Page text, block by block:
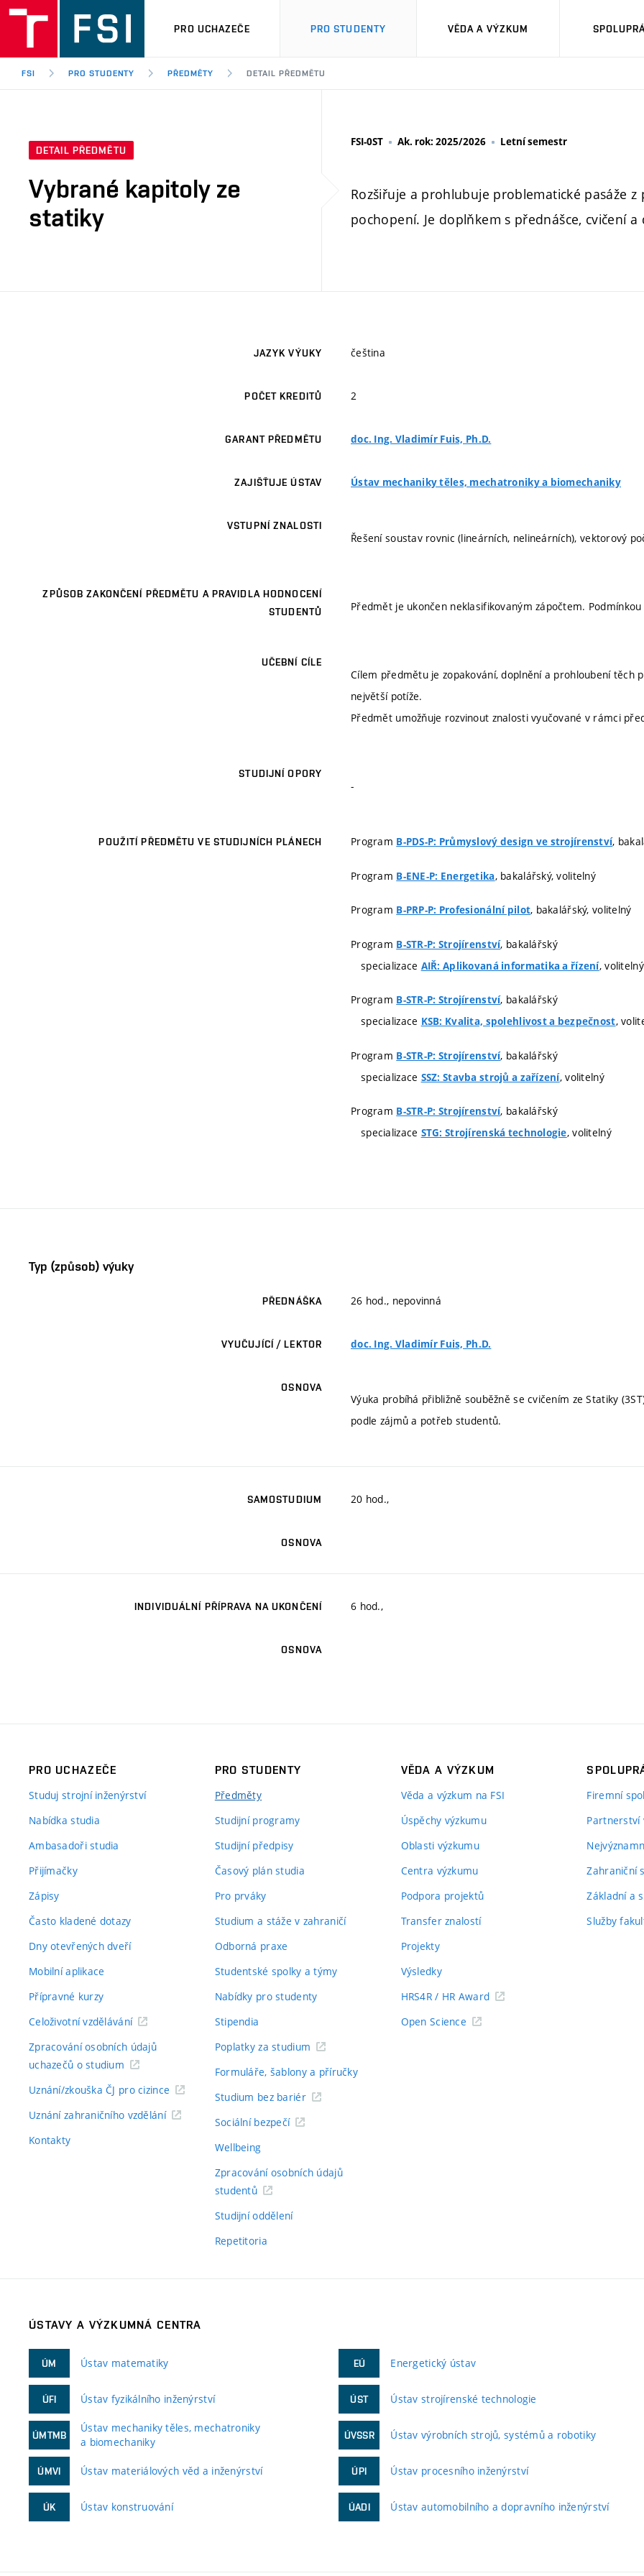
PRO UCHAZEČE PRO STUDENTY VĚDA A VÝZKUM
FSI PRO STUDENTY PŘEDMĚTY DETAIL PŘEDMĚTU
DETAIL PŘEDMĚTU
Vybrané kapitoly ze
statiky
FSI-0ST Ak. rok: 2025/2026 Letní semestr
Rozšiřuje a prohlubuje problematické pasáže
pochopení. Je doplňkem s přednášce, cvičení
JAZYK VÝUKY čeština
POČET KREDITŮ 2
GARANT PŘEDMĚTU doc. Ing. Vladimír Fuis, Ph.D.
ZAJIŠŤUJE ÚSTAV Ústav mechaniky těles, mechatroniky a biomechaniky
VSTUPNÍ ZNALOSTI
Řešení soustav rovnic (lineárních, nelineárních), vektorový
ZPŮSOB ZAKONČENÍ PŘEDMĚTU A PRAVIDLA HODNOCENÍ
STUDENTŮ
Předmět je ukončen neklasifikovaným zápočtem.
UČEBNÍ CÍLE
Cílem předmětu je zopakování, doplnění a prohloubení těch
největší potíže.
Předmět umožňuje rozvinout znalosti vyučované v rámci
STUDIJNÍ OPORY
-
POUŽITÍ PŘEDMĚTU VE STUDIJNÍCH PLÁNECH Program B-PDS-P: Průmyslový design ve strojírenství,
Program B-ENE-P: Energetika, bakalářský, volitelný
Program B-PRP-P: Profesionální pilot, bakalářský, volitelný
Program B-STR-P: Strojírenství, bakalářský
specializace AIŘ: Aplikovaná informatika a řízení, volitelný
Program B-STR-P: Strojírenství, bakalářský
specializace KSB: Kvalita, spolehlivost a bezpečnost,
Program B-STR-P: Strojírenství, bakalářský
specializace SSZ: Stavba strojů a zařízení, volitelný
Program B-STR-P: Strojírenství, bakalářský
specializace STG: Strojírenská technologie, volitelný
Typ (způsob) výuky
PŘEDNÁŠKA 26 hod., nepovinná
VYUČUJÍCÍ / LEKTOR doc. Ing. Vladimír Fuis, Ph.D.
OSNOVA
Výuka probíhá přibližně souběžně se cvičením ze Statiky
podle zájmů a potřeb studentů.
SAMOSTUDIUM 20 hod.,
OSNOVA
INDIVIDUÁLNÍ PŘÍPRAVA NA UKONČENÍ 6 hod.,
OSNOVA
PRO UCHAZEČE
Studuj strojní inženýrství
Nabídka studia
Ambasadoři studia
Přijímačky
Zápisy
Často kladené dotazy
Dny otevřených dveří
Mobilní aplikace
Přípravné kurzy
Celoživotní vzdělávání
Zpracování osobních údajů
uchazečů o studium
Uznání/zkouška ČJ pro cizince
Uznání zahraničního vzdělání
Kontakty
PRO STUDENTY
Předměty
Studijní programy
Studijní předpisy
Časový plán studia
Pro prváky
Studium a stáže v zahraničí
Odborná praxe
Studentské spolky a týmy
Nabídky pro studenty
Stipendia
Poplatky za studium
Formuláře, šablony a příručky
Studium bez bariér
Sociální bezpečí
Wellbeing
Zpracování osobních údajů
studentů
Studijní oddělení
Repetitoria
VĚDA A VÝZKUM
Věda a výzkum na FSI
Úspěchy výzkumu
Oblasti výzkumu
Centra výzkumu
Podpora projektů
Transfer znalostí
Projekty
Výsledky
HRS4R / HR Award
Open Science
Firemní
Partnerství
Zahraniční
Základní a
Služby
ÚSTAVY A VÝZKUMNÁ CENTRA
ÚM Ústav matematiky
ÚFI Ústav fyzikálního inženýrství
ÚMTMB
Ústav mechaniky těles, mechatroniky
a biomechaniky
ÚMVI Ústav materiálových věd a inženýrství
ÚK Ústav konstruování
EÚ Energetický ústav
ÚST Ústav strojírenské technologie
ÚVSSR Ústav výrobních strojů, systémů a robotiky
ÚPI Ústav procesního inženýrství
ÚADI Ústav automobilního a dopravního inženýrství